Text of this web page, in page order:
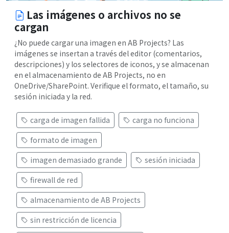
Las imágenes o archivos no se
cargan
¿No puede cargar una imagen en AB Projects? Las
imágenes se insertan a través del editor (comentarios,
descripciones) y los selectores de iconos, y se almacenan
en el almacenamiento de AB Projects, no en
OneDrive/SharePoint. Verifique el formato, el tamaño, su
sesión iniciada y la red.
carga de imagen fallida
carga no funciona
formato de imagen
imagen demasiado grande
sesión iniciada
firewall de red
almacenamiento de AB Projects
sin restricción de licencia